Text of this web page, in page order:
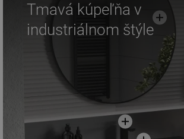
Tmavá kúpeľňa v
industriálnom štýle